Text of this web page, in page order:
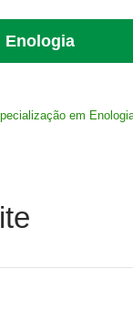
Enologia
para
em